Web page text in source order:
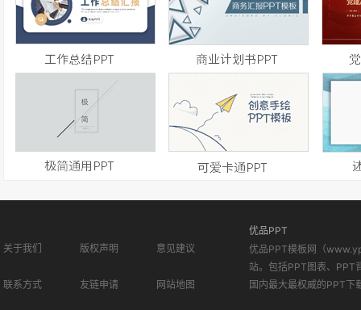
关于我们 版权声明 意见建议
联系方式 友链申请 网站地图
优品PPT
优品PPT模板网（
站。包括PPT图表、PPT
国内最大最权威的PPT下